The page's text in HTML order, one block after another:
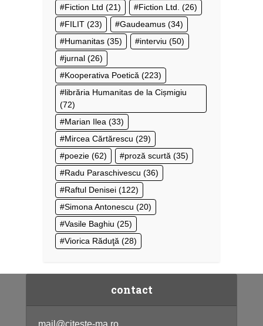
Fiction Ltd (21) Fiction Ltd. (26)
FILIT (23) Gaudeamus (34)
Humanitas (35) interviu (50)
jurnal (26)
Kooperativa Poetică (223)
librăria Humanitas de la Cișmigiu
(72)
Marian Ilea (33)
Mircea Cărtărescu (29)
poezie (62) proză scurtă (35)
Radu Paraschivescu (36)
Raftul Denisei (122)
Simona Antonescu (20)
Vasile Baghiu (25)
Viorica Răduţă (28)
contact
mail@citeste-ma.ro